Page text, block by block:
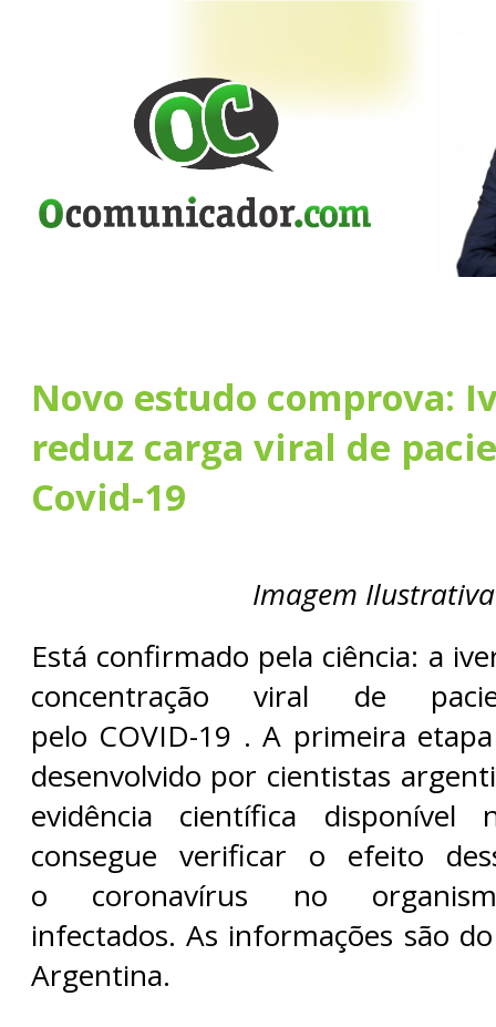
Novo estudo comprova:
reduz carga viral de
Covid-19
Imagem Ilustrativa
Está confirmado pela ciência: a
concentração viral de
pelo COVID-19 . A primeira
desenvolvido por cientistas
evidência científica
consegue verificar o efeito
o coronavírus no
infectados. As informações são
Argentina.